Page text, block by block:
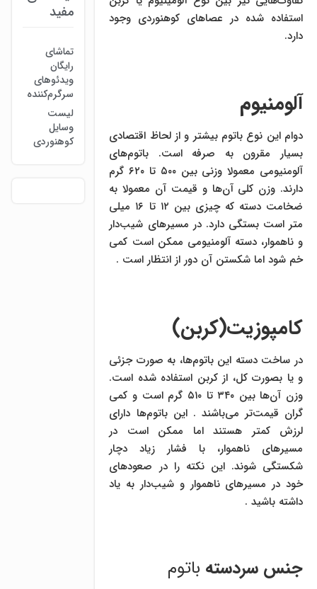
استفاده شده در عصاهای کوهنوردی وجود
دارد.
آلومنیوم
دوام این نوع باتوم بیشتر و از لحاظ اقتصادی
بسیار مقرون به صرفه است. باتوم‌های
آلومنیومی معمولا وزنی بین ۵۰۰ تا ۶۲۰ گرم
دارند. وزن کلی آن‌ها و قیمت آن معمولا به
ضخامت دسته که چیزی بین ۱۲ تا ۱۶ میلی
متر است بستگی دارد. در مسیرهای شیب‌دار
و ناهموار، دسته آلومنیومی ممکن است کمی
خم شود اما شکستن آن دور از انتظار است .
کامپوزیت(کربن)
در ساخت دسته این باتوم‌ها، به صورت جزئی
و یا بصورت کل، از کربن استفاده شده است.
وزن آن‌ها بین ۳۴۰ تا ۵۱۰ گرم است و کمی
گران قیمت‌تر می‌باشند . این باتوم‌ها دارای
لرزش کمتر هستند اما ممکن است در
مسیرهای ناهموار، با فشار زیاد دچار
شکستگی شوند. این نکته را در صعودهای
خود در مسیرهای ناهموار و شیب‌دار به یاد
داشته باشید .
جنس سردسته باتوم
مفید
تماشای
رایگان
ویدئوهای
سرگرم‌کننده
لیست
وسایل
کوهنوردی